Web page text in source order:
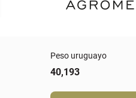
Peso uruguayo
40,193